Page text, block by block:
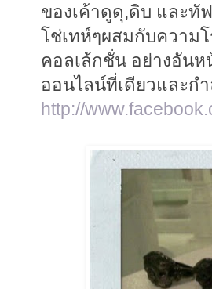
ของเค้าดูดุ,ดิบ และทั
โช่เทห์ๆผสมกับความ
คอลเล้กชั่น อย่างอัน
ออนไลน์ที่เดียวและก
http://